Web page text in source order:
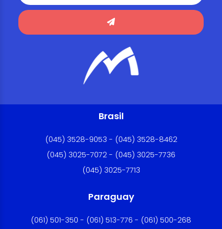
Brasil
(045) 3528-9053 - (045) 3528-8462
(045) 3025-7072 - (045) 3025-7736
(045) 3025-7713
Paraguay
(061) 501-350 - (061) 513-776 - (061) 500-268